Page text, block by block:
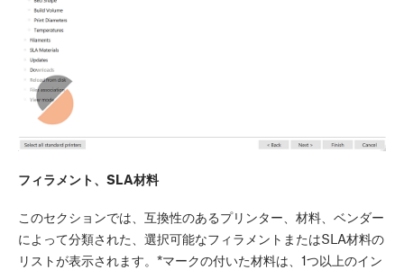
フィラメント、SLA材料
このセクションでは、互換性のあるプリンター、材料、ベンダー
によって分類された、選択可能なフィラメントまたはSLA材料の
リストが表示されます。*マークの付いた材料は、1つ以上のイン